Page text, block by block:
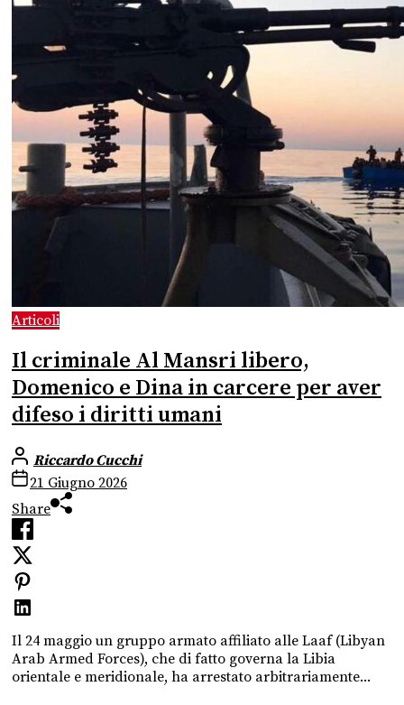
Articoli
Il criminale Al Mansri libero,
Domenico e Dina in carcere per aver
difeso i diritti umani
Riccardo Cucchi
21 Giugno 2026
Share
Il 24 maggio un gruppo armato affiliato alle Laaf (Libyan
Arab Armed Forces), che di fatto governa la Libia
orientale e meridionale, ha arrestato arbitrariamente...